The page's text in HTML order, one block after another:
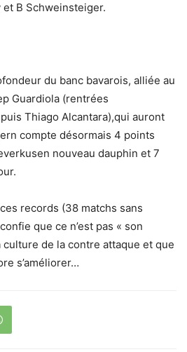
B Schweinsteiger.
du banc bavarois, alliée au
Guardiola (rentrées
Thiago Alcantara),qui auront
compte désormais 4 points
nouveau dauphin et 7
records (38 matchs sans
que ce n’est pas « son
culture de la contre attaque et que
s’améliorer…